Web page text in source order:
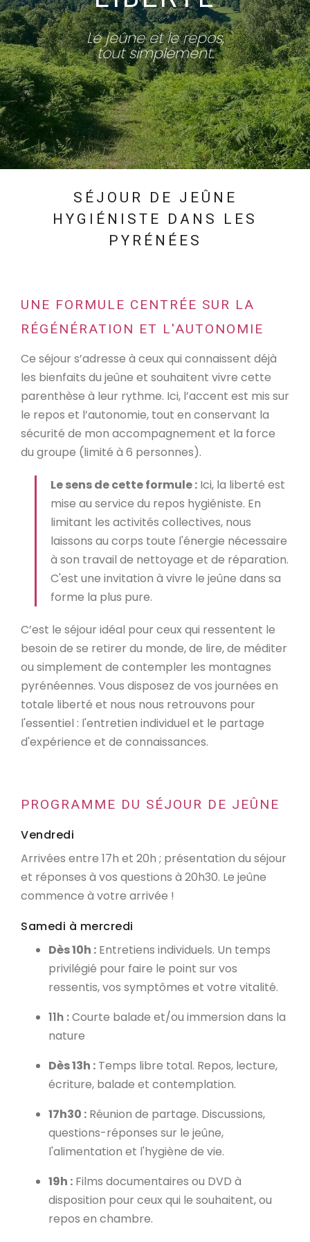
Le jeûne et le repos,
tout simplement.
SÉJOUR DE JEÛNE
HYGIÉNISTE DANS LES
PYRÉNÉES
UNE FORMULE CENTRÉE SUR LA
RÉGÉNÉRATION ET L'AUTONOMIE
Ce séjour s’adresse à ceux qui connaissent déjà
les bienfaits du jeûne et souhaitent vivre cette
parenthèse à leur rythme. Ici, l’accent est mis sur
le repos et l’autonomie, tout en conservant la
sécurité de mon accompagnement et la force
du groupe (limité à 6 personnes).
Le sens de cette formule : Ici, la liberté est
mise au service du repos hygiéniste. En
limitant les activités collectives, nous
laissons au corps toute l'énergie nécessaire
à son travail de nettoyage et de réparation.
C'est une invitation à vivre le jeûne dans sa
forme la plus pure.
C’est le séjour idéal pour ceux qui ressentent le
besoin de se retirer du monde,de lire,de méditer
ou simplement de contempler les montagnes
pyrénéennes. Vous disposez de vos journées en
totale liberté et nous nous retrouvons pour
l'essentiel : l'entretien individuel et le partage
d'expérience et de connaissances.
PROGRAMME DU SÉJOUR DE JEÛNE
Vendredi
Arrivées entre 17h et 20h ; présentation du séjour
et réponses à vos questions à 20h30. Le jeûne
commence à votre arrivée !
Samedi à mercredi
Dès 10h : Entretiens individuels. Un temps
privilégié pour faire le point sur vos
ressentis, vos symptômes et votre vitalité.
11h :Courte balade et/ou immersion dans la
nature
Dès 13h : Temps libre total. Repos, lecture,
écriture, balade et contemplation.
17h30 : Réunion de partage. Discussions,
questions-réponses sur le jeûne,
l'alimentation et l'hygiène de vie.
19h : Films documentaires ou DVD à
disposition pour ceux qui le souhaitent, ou
repos en chambre.